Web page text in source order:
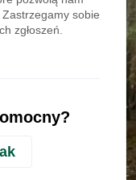
sobie
zgłoszeń.